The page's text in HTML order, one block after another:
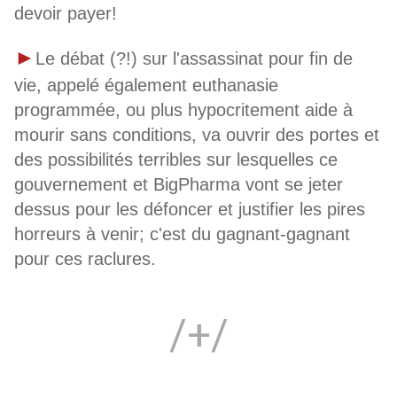
devoir payer!
► Le débat (?!) sur l'assassinat pour fin de
vie, appelé également euthanasie
programmée, ou plus hypocritement aide à
mourir sans conditions, va ouvrir des portes et
des possibilités terribles sur lesquelles ce
gouvernement et BigPharma vont se jeter
dessus pour les défoncer et justifier les pires
horreurs à venir; c'est du gagnant-gagnant
pour ces raclures.
/+/